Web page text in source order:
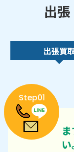
出
出張買
Step01
い